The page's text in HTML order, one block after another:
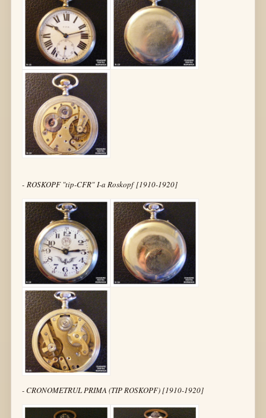
- ROSKOPF "tip-CFR" I-a Roskopf [1910-1920]
- CRONOMETRUL PRIMA (TIP ROSKOPF) [1910-1920]